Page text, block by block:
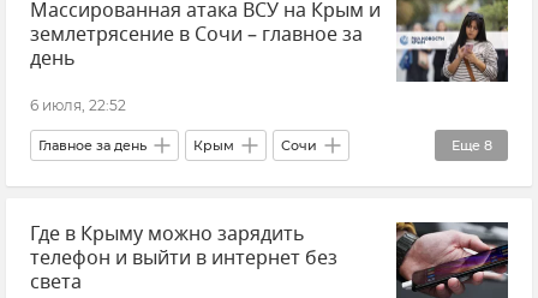
ПВО Беспилотник (БПЛА, дрон)
Новости Крыма
Массированная атака ВСУ на Крым и
землетрясение в Сочи – главное за
день
6 июля, 22:52
Еще 8
Главное за день Крым Сочи
Атаки ВСУ Атаки ВСУ на Крым
Великобритания Новости
Землетрясение
Где в Крыму можно зарядить
телефон и выйти в интернет без
света